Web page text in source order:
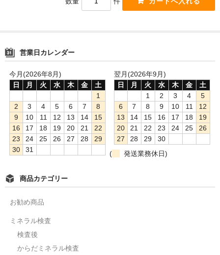
営業日カレンダー
今月(2026年8月)
日
月 火 水 木 金
土
1
2
3 4 5 6 7
8
9
10 11 12 13 14
15
16
17 18 19 20 21
22
23
24 25 26 27 28
29
30
31
翌月(2026年9月)
日
月 火 水 木 金
土
1
2 3 4
5
6
7 8 9 10 11
12
13
14 15 16 17 18
19
20
21 22 23 24 25
26
27
28 29
30
(
発送業務休日)
商品カテゴリー
お勧め商品
ミネラル検査
検査後
からだミネラル検査